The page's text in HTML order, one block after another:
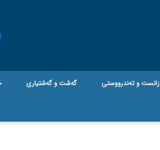
زانست و تەندرووستی گه‌شت و گه‌شتیاری